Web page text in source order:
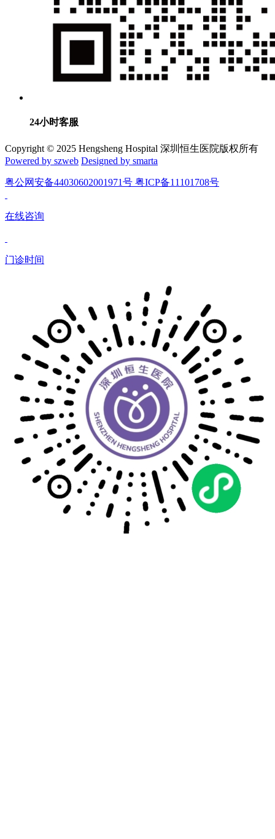
24小时客服
Copyright © 2025 Hengsheng Hospital 深圳恒生医院版权所有
Powered by szweb Designed by smarta
粤公网安备44030602001971号 粤ICP备11101708号
在线咨询
门诊时间